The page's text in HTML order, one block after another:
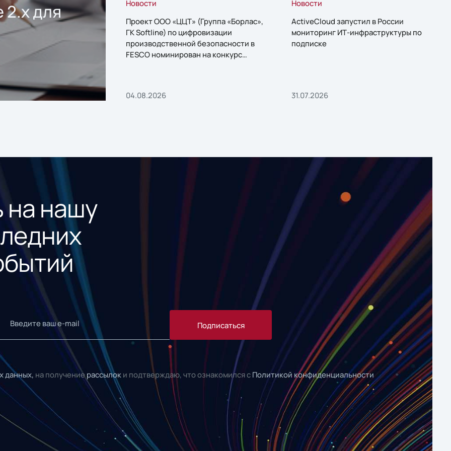
2.x для
Новости
Проект ООО «ЦЦТ» (Группа «Борлас»,
ГК Softline) по цифровизации
производственной безопасности в
FESCO номинирован на конкурс
04.08.2026
Новости
ActiveCloud запустил в России
мониторинг ИТ-инфраструктуры по
подписке
31.07.2026
нашу
Подписаться
данных, на получениерассылок и подтверждаю, что ознакомился с Политикой конфиденциальности